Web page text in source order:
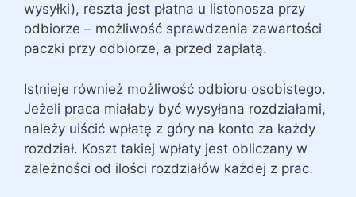
wysyłki), reszta jest płatna u listonosza przy
odbiorze – możliwość sprawdzenia zawartości
paczki przy odbiorze, a przed zapłatą.
Istnieje również możliwość odbioru osobistego.
Jeżeli praca miałaby być wysyłana rozdziałami,
należy uiścić wpłatę z góry na konto za każdy
rozdział. Koszt takiej wpłaty jest obliczany w
zależności od ilości rozdziałów każdej z prac.